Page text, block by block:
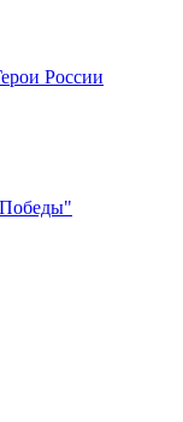
России